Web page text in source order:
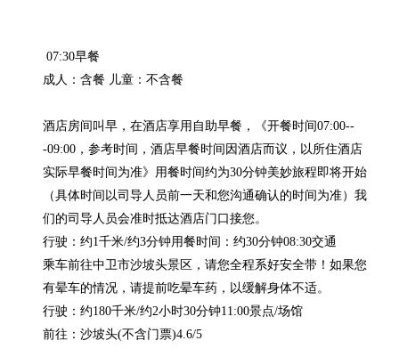
07:30早餐
成人：含餐 儿童：不含餐
酒店房间叫早，在酒店享用自助早餐，《开餐时间07:00--
-09:00，参考时间，酒店早餐时间因酒店而议，以所住酒店
实际早餐时间为准》用餐时间约为30分钟美妙旅程即将开始
（具体时间以司导人员前一天和您沟通确认的时间为准）我
们的司导人员会准时抵达酒店门口接您。
行驶：约1千米/约3分钟用餐时间：约30分钟08:30交通
乘车前往中卫市沙坡头景区，请您全程系好安全带！如果您
有晕车的情况，请提前吃晕车药，以缓解身体不适。
行驶：约180千米/约2小时30分钟11:00景点/场馆
前往：沙坡头(不含门票)4.6/5